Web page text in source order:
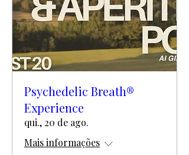
Psychedelic Breath®
Experience
qui., 20 de ago.
Mais informações